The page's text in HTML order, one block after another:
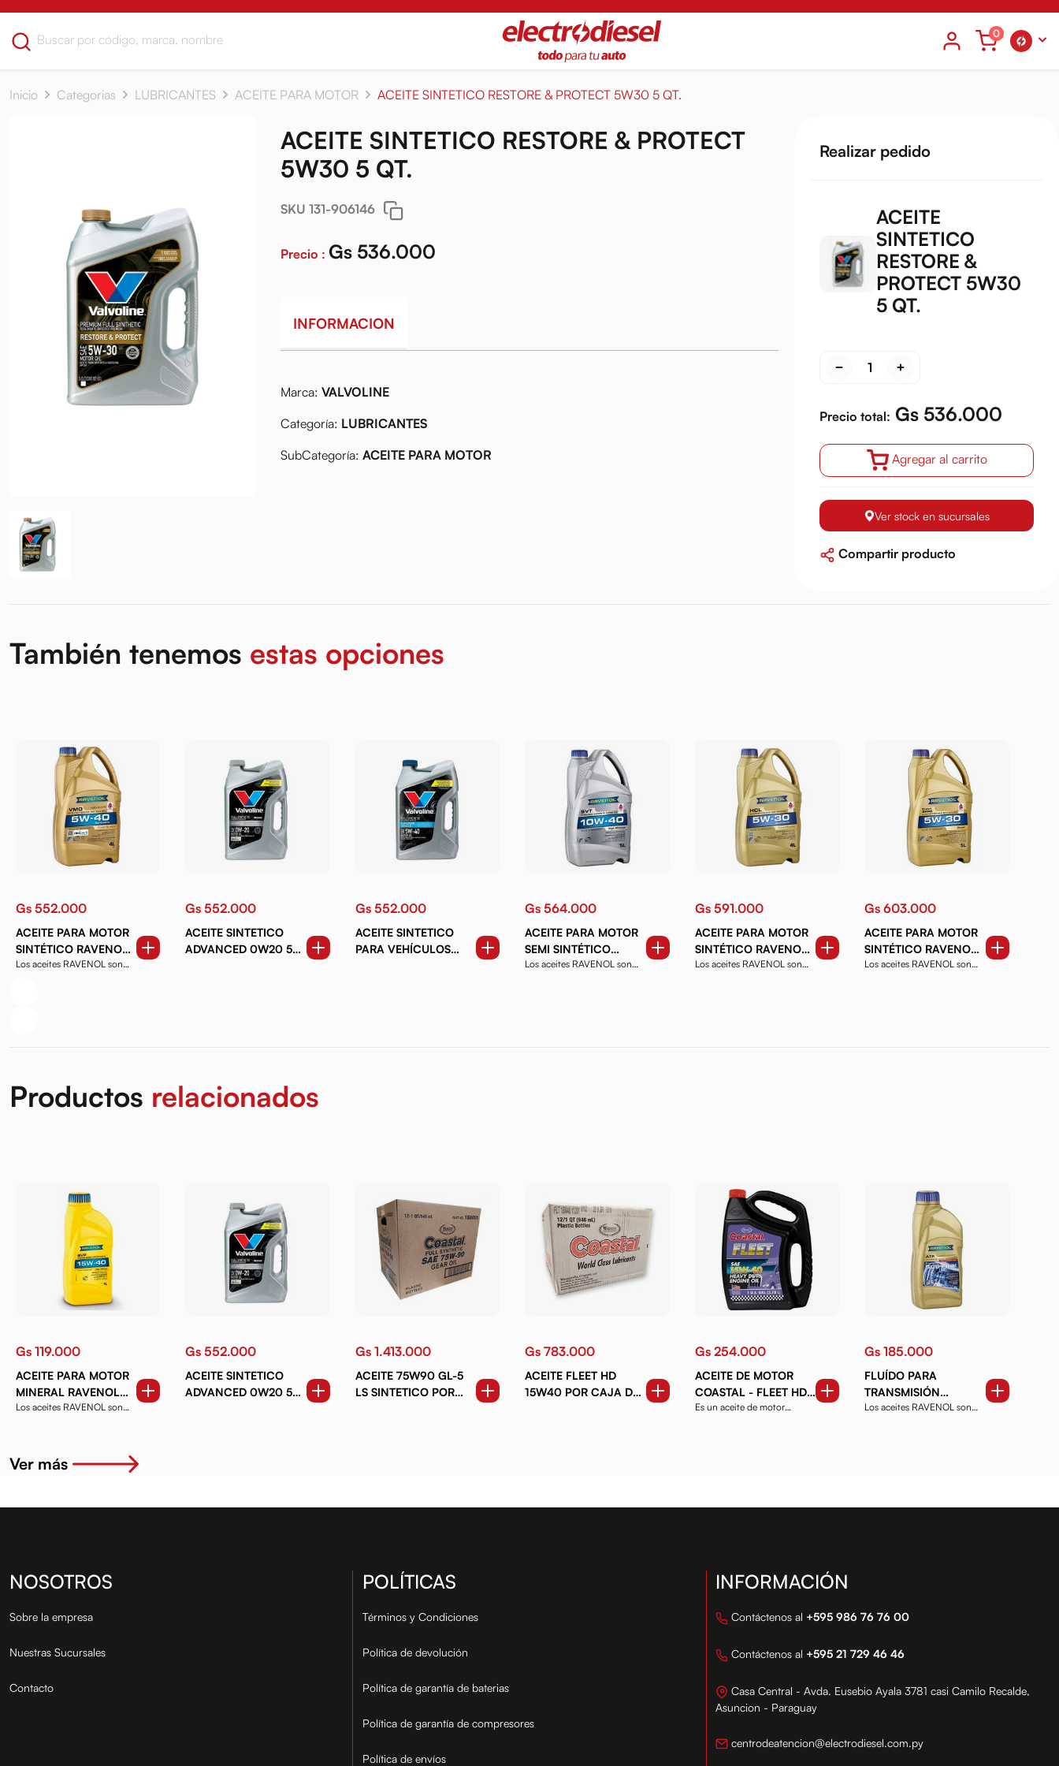
0
Inicio Categorias LUBRICANTES ACEITE PARA MOTOR ACEITE SINTETICO RESTORE & PROTECT 5W30 5 QT.
ACEITE SINTETICO RESTORE & PROTECT
5W30 5 QT.
SKU 131-906146
Precio : Gs 536.000
INFORMACION
Marca: VALVOLINE
Categoría: LUBRICANTES
SubCategoría: ACEITE PARA MOTOR
Realizar pedido
ACEITE
SINTETICO
RESTORE &
PROTECT 5W30
5 QT.
Precio total: Gs 536.000
Agregar al carrito
Ver stock en sucursales
Compartir producto
También tenemos estas opciones
Gs 552.000
ACEITE PARA MOTOR
SINTÉTICO RAVENOL
VMO 5W40 4 LTS.
Los aceites RAVENOL son
Gs 552.000
ACEITE SINTETICO
ADVANCED 0W20 5
Gs 552.000
ACEITE SINTETICO
PARA VEHÍCULOS
Gs 564.000
ACEITE PARA MOTOR
SEMI SINTÉTICO
RAVENOL SVT HIGH
Los aceites RAVENOL son
Gs 591.000
ACEITE PARA MOTOR
SINTÉTICO RAVENOL
HCL 5W30 4 LTS.
Los aceites RAVENOL son
Gs 603.000
ACEITE PARA MOTOR
SINTÉTICO RAVENOL
EXPERT SHPD 5W30 5
Los aceites RAVENOL son
Productos relacionados
Gs 119.000
ACEITE PARA MOTOR
MINERAL RAVENOL
SVP HIGH MILEAGE
Los aceites RAVENOL son
Gs 552.000
ACEITE SINTETICO
ADVANCED 0W20 5
Gs 1.413.000
ACEITE 75W90 GL-5
LS SINTETICO POR
Gs 783.000
ACEITE FLEET HD
15W40 POR CAJA DE
Gs 254.000
ACEITE DE MOTOR
COASTAL - FLEET HD
15W40 DE1 GAL.
Es un aceite de motor
Gs 185.000
FLUÍDO PARA
TRANSMISIÓN
RAVENOL ATF SU5 1
Los aceites RAVENOL son
Ver más
NOSOTROS
Sobre la empresa
Nuestras Sucursales
Contacto
POLÍTICAS
Términos y Condiciones
Política de devolución
Política de garantía de baterias
Política de garantía de compresores
Política de envíos
INFORMACIÓN
Contáctenos al +595 986 76 76 00
Contáctenos al +595 21 729 46 46
Casa Central - Avda. Eusebio Ayala 3781 casi Camilo Recalde,
Asuncion - Paraguay
centrodeatencion@electrodiesel.com.py